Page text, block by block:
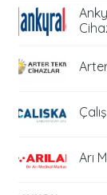
Arı